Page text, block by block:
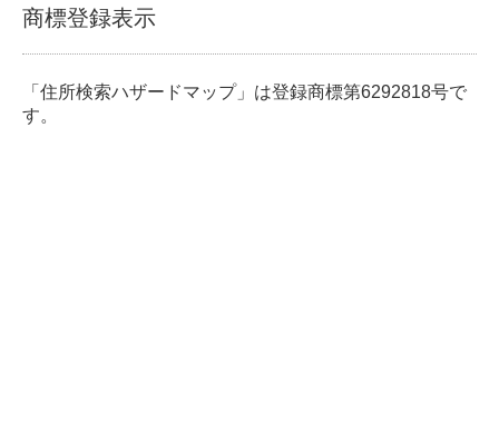
商標登録表示
「住所検索ハザードマップ」は登録商標第6292818号で
す。